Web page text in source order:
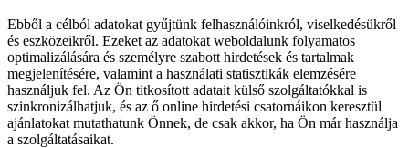
Ebből a célból adatokat gyűjtünk felhasználóinkról, viselkedésükről
és eszközeikről. Ezeket az adatokat weboldalunk folyamatos
optimalizálására és személyre szabott hirdetések és tartalmak
megjelenítésére, valamint a használati statisztikák elemzésére
használjuk fel. Az Ön titkosított adatait külső szolgáltatókkal is
szinkronizálhatjuk, és az ő online hirdetési csatornáikon keresztül
ajánlatokat mutathatunk Önnek, de csak akkor, ha Ön már használja
a szolgáltatásaikat.